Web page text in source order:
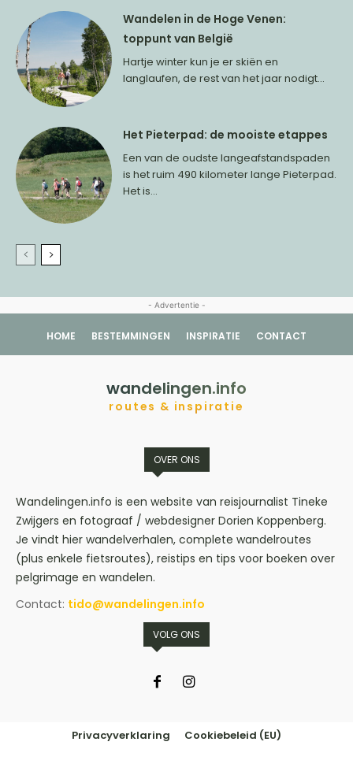
Wandelen in de Hoge Venen:
toppunt van België
Hartje winter kun je er skiën en
langlaufen, de rest van het jaar nodigt...
Het Pieterpad: de mooiste etappes
Een van de oudste langeafstandspaden
is het ruim 490 kilometer lange Pieterpad.
Het is...
- Advertentie -
HOME BESTEMMINGEN INSPIRATIE CONTACT
wandelingen.info
routes & inspiratie
OVER ONS
Wandelingen.info is een website van reisjournalist Tineke
Zwijgers en fotograaf / webdesigner Dorien Koppenberg.
Je vindt hier wandelverhalen, complete wandelroutes
(plus enkele fietsroutes), reistips en tips voor boeken over
pelgrimage en wandelen.
Contact: tido@wandelingen.info
VOLG ONS
Privacyverklaring Cookiebeleid (EU)